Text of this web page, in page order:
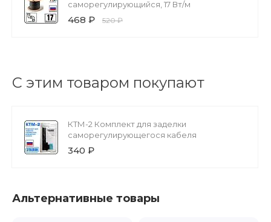
саморегулирующийся, 17 Вт/м
468 ₽ 520 ₽
С этим товаром покупают
КТМ-2 Комплект для заделки
саморегулирующегося кабеля
340 ₽
Альтернативные товары